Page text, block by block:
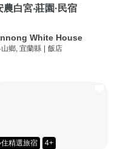
農白宮‧莊園·民宿
White House
鄉, 宜蘭縣 | 飯店
住精選旅宿 4+